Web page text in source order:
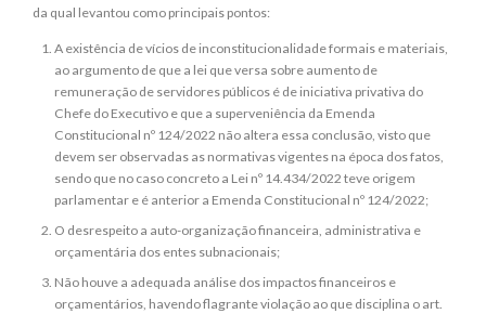
da qual levantou como principais pontos:
A existência de vícios de inconstitucionalidade formais e materiais,
ao argumento de que a lei que versa sobre aumento de
remuneração de servidores públicos é de iniciativa privativa do
Chefe do Executivo e que a superveniência da Emenda
Constitucional nº 124/2022 não altera essa conclusão, visto que
devem ser observadas as normativas vigentes na época dos fatos,
sendo que no caso concreto a Lei nº 14.434/2022 teve origem
parlamentar e é anterior a Emenda Constitucional nº 124/2022;
O desrespeito a auto-organização financeira, administrativa e
orçamentária dos entes subnacionais;
Não houve a adequada análise dos impactos financeiros e
orçamentários, havendo flagrante violação ao que disciplina o art.